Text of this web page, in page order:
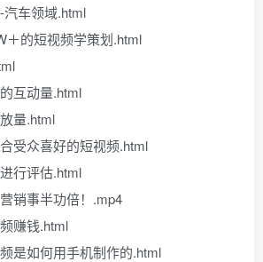
车领域.html
＋的短视频学策划.html
互动量.html
量.html
受众喜好的短视频.html
行评估.html
销事半功倍！.mp4
赚钱.html
是如何用手机制作的.html